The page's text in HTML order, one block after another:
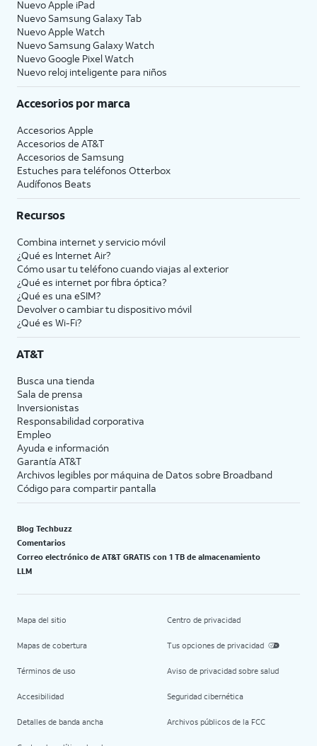
Nuevo Apple iPad
Nuevo Samsung Galaxy Tab
Nuevo Apple Watch
Nuevo Samsung Galaxy Watch
Nuevo Google Pixel Watch
Nuevo reloj inteligente para niños
Accesorios por marca
Accesorios Apple
Accesorios de AT&T
Accesorios de Samsung
Estuches para teléfonos Otterbox
Audífonos Beats
Recursos
Combina internet y servicio móvil
¿Qué es Internet Air?
Cómo usar tu teléfono cuando viajas al exterior
¿Qué es internet por fibra óptica?
¿Qué es una eSIM?
Devolver o cambiar tu dispositivo móvil
¿Qué es Wi-Fi?
AT&T
Busca una tienda
Sala de prensa
Inversionistas
Responsabilidad corporativa
Empleo
Ayuda e información
Garantía AT&T
Archivos legibles por máquina de Datos sobre Broadband
Código para compartir pantalla
Blog Techbuzz
Comentarios
Correo electrónico de AT&T GRATIS con 1 TB de almacenamiento
LLM
Mapa del sitio
Mapas de cobertura
Términos de uso
Accesibilidad
Detalles de banda ancha
Centro de privacidad
Tus opciones de privacidad
Aviso de privacidad sobre salud
Seguridad cibernética
Archivos públicos de la FCC